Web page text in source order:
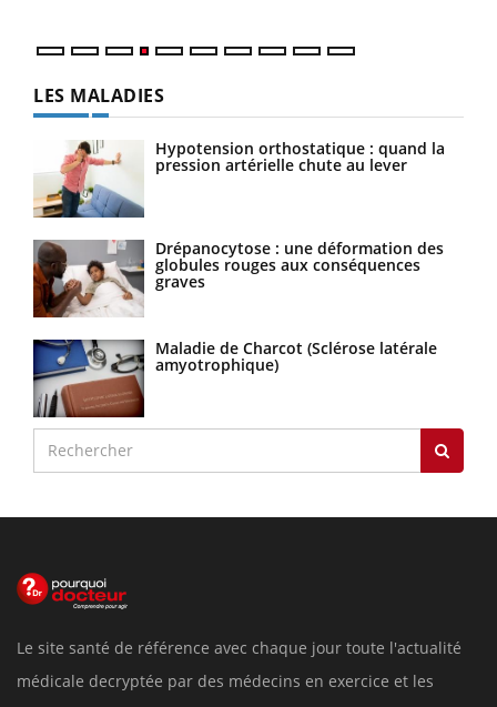
LES MALADIES
Hypotension orthostatique : quand la
pression artérielle chute au lever
Drépanocytose : une déformation des
globules rouges aux conséquences
graves
Maladie de Charcot (Sclérose latérale
amyotrophique)
Le site santé de référence avec chaque jour toute l'actualité
médicale decryptée par des médecins en exercice et les